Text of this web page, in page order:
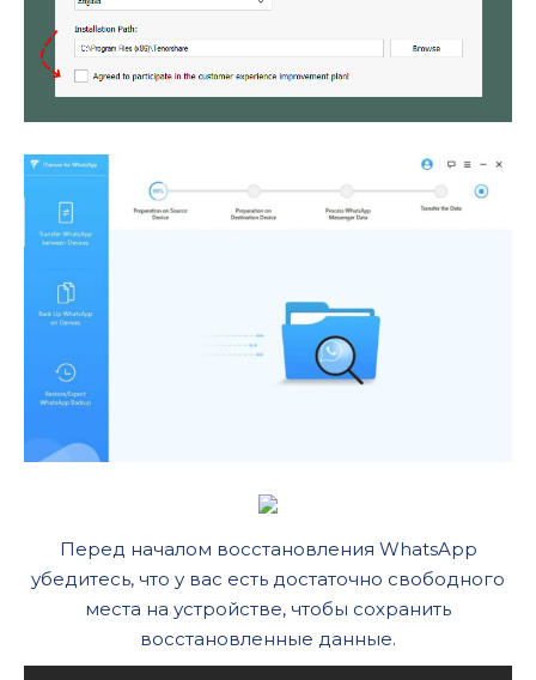
Перед началом восстановления WhatsApp
убедитесь, что у вас есть достаточно свободного
места на устройстве, чтобы сохранить
восстановленные данные.